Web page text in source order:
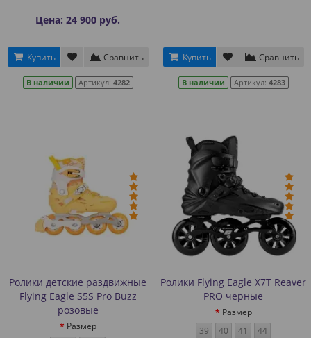
Цена: 24 900 руб.
Купить Сравнить
В наличии Артикул: 4282
Купить Сравнить
В наличии Артикул: 4283
Ролики детские раздвижные
Flying Eagle S5S Pro Buzz
розовые
Размер
Ролики Flying Eagle X7T Reaver
PRO черные
Размер
39
40 41 44